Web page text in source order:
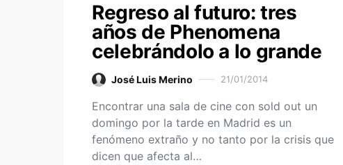
Regreso al futuro: tres
años de Phenomena
celebrándolo a lo grande
José Luis Merino 21/01/2014
Encontrar una sala de cine con sold out un
domingo por la tarde en Madrid es un
fenómeno extraño y no tanto por la crisis que
dicen que afecta al…